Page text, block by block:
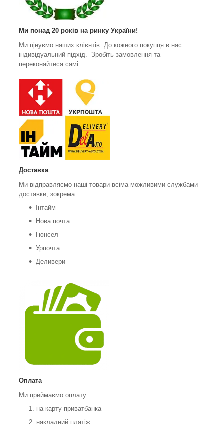
Ми понад 20 років на ринку України!
Ми цінуємо наших клієнтів. До кожного покупця в нас
індивідуальний підхід. Зробіть замовлення та
переконайтеся самі.
Доставка
Ми відправляємо наші товари всіма можливими службами
доставки, зокрема:
Інтайм
Нова почта
Гюнсел
Урпочта
Деливери
Оплата
Ми приймаємо оплату
на карту приватбанка
накладний платіж